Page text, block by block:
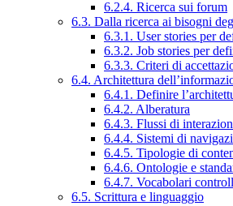
6.2.4. Ricerca sui forum
6.3. Dalla ricerca ai bisogni
6.3.1. User stories per
6.3.2. Job stories per
6.3.3. Criteri di
6.4. Architettura
6.4.1. Definire
6.4.2. Alberatura
6.4.3. Flussi di
6.4.4. Sistemi di
6.4.5. Tipologie di
6.4.6. Ontologie e
6.4.7. Vocabolari
6.5. Scrittura e linguaggio